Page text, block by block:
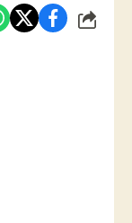
شارك